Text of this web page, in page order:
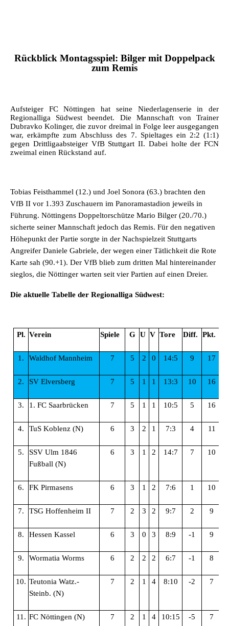
Rückblick Montagsspiel: Bilger mit Doppelpack
zum Remis
Aufsteiger FC Nöttingen hat seine Niederlagenserie in der
Regionalliga Südwest beendet. Die Mannschaft von Trainer
Dubravko Kolinger, die zuvor dreimal in Folge leer ausgegangen
war, erkämpfte zum Abschluss des 7. Spieltages ein 2:2 (1:1)
gegen Drittligaabsteiger VfB Stuttgart II. Dabei holte der FCN
zweimal einen Rückstand auf.
Tobias Feisthammel (12.) und Joel Sonora (63.) brachten den
VfB II vor 1.393 Zuschauern im Panoramastadion jeweils in
Führung. Nöttingens Doppeltorschütze Mario Bilger (20./70.)
sicherte seiner Mannschaft jedoch das Remis. Für den negativen
Höhepunkt der Partie sorgte in der Nachspielzeit Stuttgarts
Angreifer Daniele Gabriele, der wegen einer Tätlichkeit die Rote
Karte sah (90.+1). Der VfB blieb zum dritten Mal hintereinander
sieglos, die Nöttinger warten seit vier Partien auf einen Dreier.
Die aktuelle Tabelle der Regionalliga Südwest:
Pl. Verein Spiele G U V Tore Diff. Pkt.
1. Waldhof Mannheim 7 5 2 0 14:5 9 17
2. SV Elversberg 7 5 1 1 13:3 10 16
3. 1. FC Saarbrücken 7 5 1 1 10:5 5 16
4. TuS Koblenz (N) 6 3 2 1 7:3 4 11
5.
SSV Ulm 1846
Fußball (N)
6 3 1 2 14:7 7 10
6. FK Pirmasens 6 3 1 2 7:6 1 10
7. TSG Hoffenheim II 7 2 3 2 9:7 2 9
8. Hessen Kassel 6 3 0 3 8:9 -1 9
9. Wormatia Worms 6 2 2 2 6:7 -1 8
10. Teutonia Watz.-
Steinb. (N)
7 2 1 4 8:10 -2 7
11. FC Nöttingen (N) 7 2 1 4 10:15 -5 7